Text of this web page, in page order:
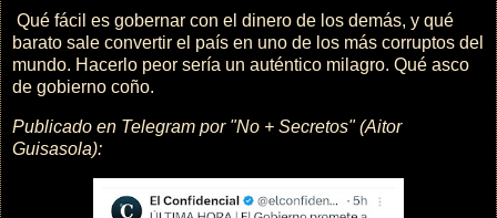
Qué fácil es gobernar con el dinero de los demás, y qué
barato sale convertir el país en uno de los más corruptos del
mundo. Hacerlo peor sería un auténtico milagro. Qué asco
de gobierno coño.
Publicado en Telegram por "No + Secretos" (Aitor
Guisasola):